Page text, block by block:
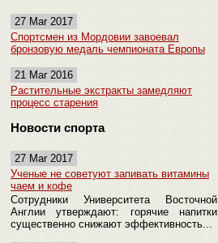
27 Mar 2017
Спортсмен из Мордовии завоевал
бронзовую медаль чемпионата Европы
21 Mar 2016
Растительные экстракты замедляют
процесс старения
Новости спорта
27 Mar 2017
Ученые не советуют запивать витамины
чаем и кофе
Сотрудники Университета Восточной
Англии утверждают: горячие напитки
существенно снижают эффективность...